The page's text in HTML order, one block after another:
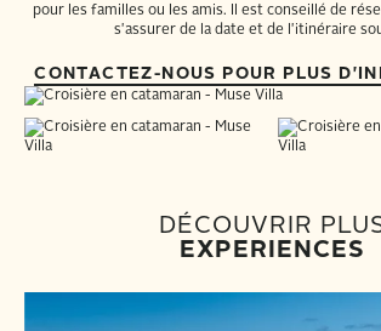
pour les familles ou les amis. Il est conseillé de
s'assurer de la date et de l'itinéraire
CONTACTEZ-NOUS POUR PLUS
DÉCOUVRIR
EXPERIENCES